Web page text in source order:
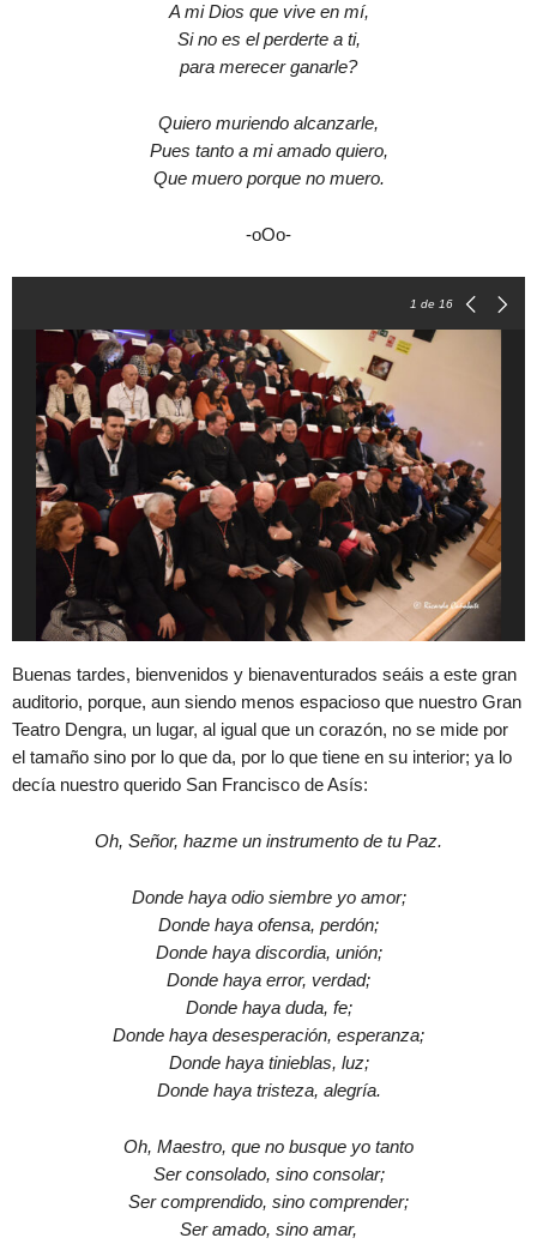
A mi Dios que vive en mí,
Si no es el perderte a ti,
para merecer ganarle?
Quiero muriendo alcanzarle,
Pues tanto a mi amado quiero,
Que muero porque no muero.
-oOo-
1 de 16
Buenas tardes, bienvenidos y bienaventurados seáis a este gran
auditorio, porque, aun siendo menos espacioso que nuestro Gran
Teatro Dengra, un lugar, al igual que un corazón, no se mide por
el tamaño sino por lo que da, por lo que tiene en su interior; ya lo
decía nuestro querido San Francisco de Asís:
Oh, Señor, hazme un instrumento de tu Paz.
Donde haya odio siembre yo amor;
Donde haya ofensa, perdón;
Donde haya discordia, unión;
Donde haya error, verdad;
Donde haya duda, fe;
Donde haya desesperación, esperanza;
Donde haya tinieblas, luz;
Donde haya tristeza, alegría.
Oh, Maestro, que no busque yo tanto
Ser consolado, sino consolar;
Ser comprendido, sino comprender;
Ser amado, sino amar,